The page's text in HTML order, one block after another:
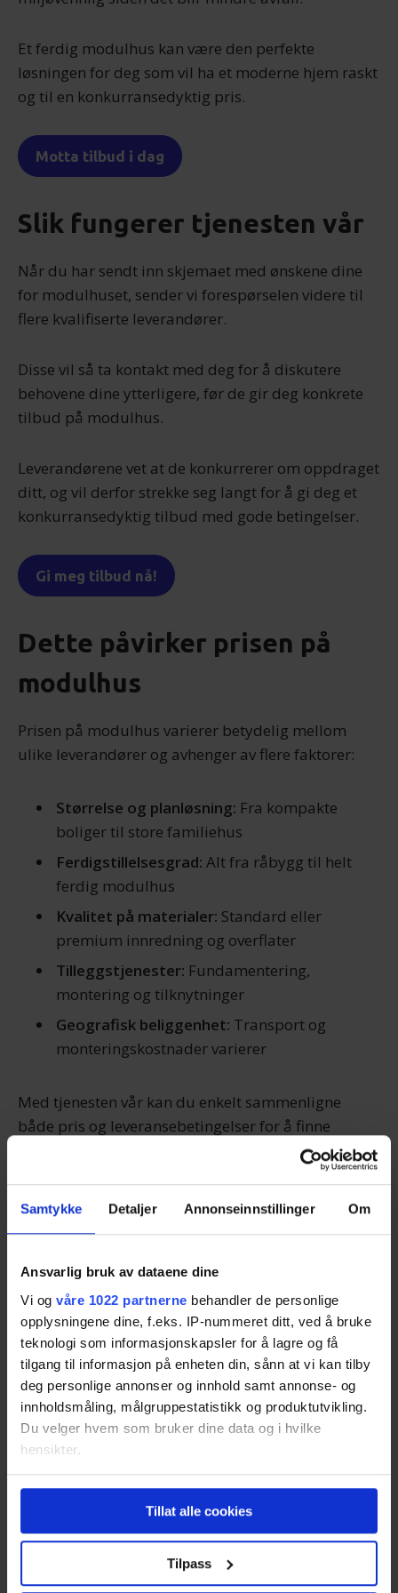
Samtykke Detaljer Annonseinnstillinger Om
Ansvarlig bruk av dataene dine
Vi og våre 1022 partnerne behandler de personlige
opplysningene dine, f.eks. IP-nummeret ditt, ved å bruke
teknologi som informasjonskapsler for å lagre og få
tilgang til informasjon på enheten din, sånn at vi kan tilby
deg personlige annonser og innhold samt annonse- og
innholdsmåling, målgruppestatistikk og produktutvikling.
Du velger hvem som bruker dine data og i hvilke
hensikter.
Hvis du gir oss lov, vil vi også gjerne:
Innhente informasjon om den geografiske
beliggenheten din, som kan være nøyaktig innenfor
Identifisere enheten din ved å aktivt skanne den
Tillat alle cookies
Tilpass
Et ferdig modulhus kan være den perfekte
løsningen for deg som vil ha et moderne hjem raskt
og til en konkurransedyktig pris.
Motta tilbud i dag
Slik fungerer tjenesten vår
Når du har sendt inn skjemaet med ønskene dine
for modulhuset, sender vi forespørselen videre til
flere kvalifiserte leverandører.
Disse vil så ta kontakt med deg for å diskutere
behovene dine ytterligere, før de gir deg konkrete
tilbud på modulhus.
Leverandørene vet at de konkurrerer om oppdraget
ditt, og vil derfor strekke seg langt for å gi deg et
konkurransedyktig tilbud med gode betingelser.
Gi meg tilbud nå!
Dette påvirker prisen på
modulhus
Prisen på modulhus varierer betydelig mellom
ulike leverandører og avhenger av flere faktorer:
Størrelse og planløsning: Fra kompakte
boliger til store familiehus
Ferdigstillelsesgrad: Alt fra råbygg til helt
ferdig modulhus
Kvalitet på materialer: Standard eller
premium innredning og overflater
Tilleggstjenester: Fundamentering,
montering og tilknytninger
Geografisk beliggenhet: Transport og
monteringskostnader varierer
Med tjenesten vår kan du enkelt sammenligne
både pris og leveransebetingelser for å finne
Få eksakte pristilbud
Dette bør du tenke på når
du velger modulhus
Før du velger riktig modulhus, er det lurt å tenke
gjennom flere spørsmål.
Hvordan er reguleringsforholdene på tomten din? I
kan bygge. Husk derfor å sjekke med kommunen
du skal bygge i, og sørg for at du har
byggetillatelse.
Har du et solid fundament til å bygge huset ditt